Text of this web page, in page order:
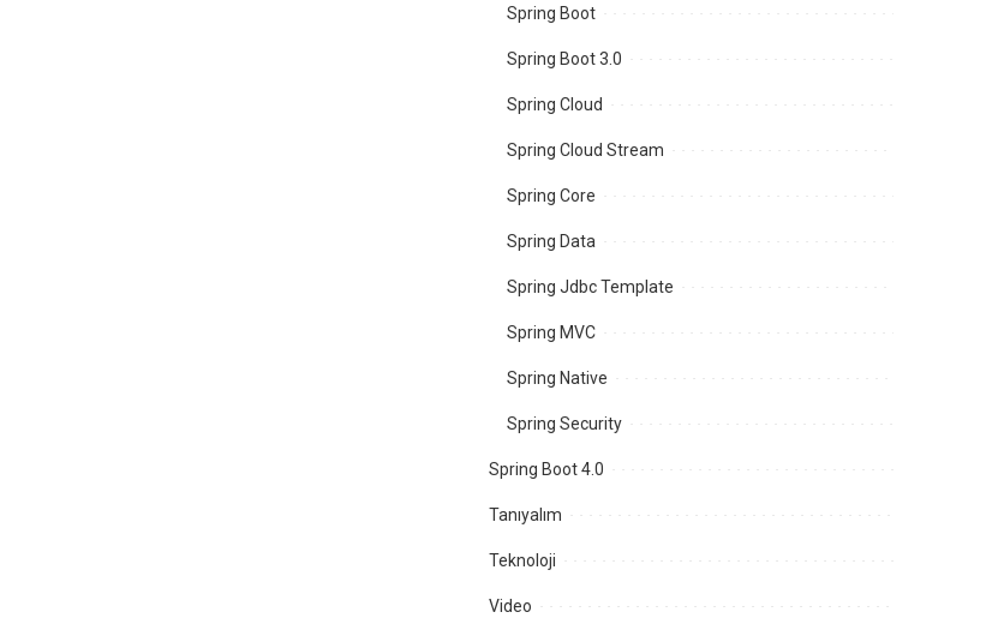
Spring Boot
Spring Boot 3.0
Spring Cloud
Spring Cloud Stream
Spring Core
Spring Data
Spring Jdbc Template
Spring MVC
Spring Native
Spring Security
Spring Boot 4.0
Tanıyalım
Teknoloji
Video